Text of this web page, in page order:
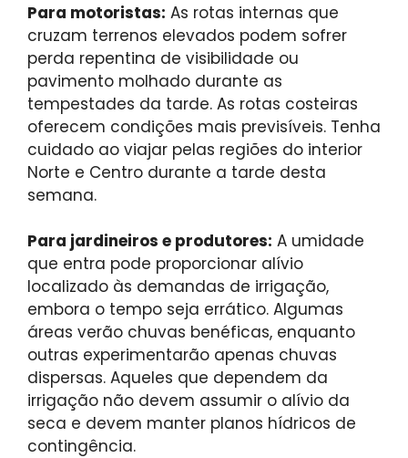
Para motoristas: As rotas internas que
cruzam terrenos elevados podem sofrer
perda repentina de visibilidade ou
pavimento molhado durante as
tempestades da tarde. As rotas costeiras
oferecem condições mais previsíveis. Tenha
cuidado ao viajar pelas regiões do interior
Norte e Centro durante a tarde desta
semana.
Para jardineiros e produtores: A umidade
que entra pode proporcionar alívio
localizado às demandas de irrigação,
embora o tempo seja errático. Algumas
áreas verão chuvas benéficas, enquanto
outras experimentarão apenas chuvas
dispersas. Aqueles que dependem da
irrigação não devem assumir o alívio da
seca e devem manter planos hídricos de
contingência.